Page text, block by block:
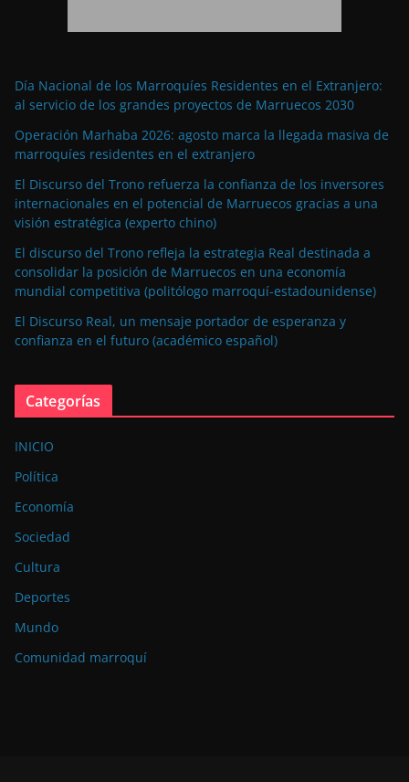
Día Nacional de los Marroquíes Residentes en el Extranjero:
al servicio de los grandes proyectos de Marruecos 2030
Operación Marhaba 2026: agosto marca la llegada masiva de
marroquíes residentes en el extranjero
El Discurso del Trono refuerza la confianza de los inversores
internacionales en el potencial de Marruecos gracias a una
visión estratégica (experto chino)
El discurso del Trono refleja la estrategia Real destinada a
consolidar la posición de Marruecos en una economía
mundial competitiva (politólogo marroquí-estadounidense)
El Discurso Real, un mensaje portador de esperanza y
confianza en el futuro (académico español)
Categorías
INICIO
Política
Economía
Sociedad
Cultura
Deportes
Mundo
Comunidad marroquí